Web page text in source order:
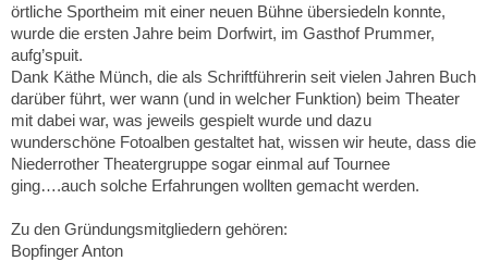
örtliche Sportheim mit einer neuen Bühne übersiedeln konnte,
wurde die ersten Jahre beim Dorfwirt, im Gasthof Prummer,
aufg’spuit.
Dank Käthe Münch, die als Schriftführerin seit vielen Jahren Buch
darüber führt, wer wann (und in welcher Funktion) beim Theater
mit dabei war, was jeweils gespielt wurde und dazu
wunderschöne Fotoalben gestaltet hat, wissen wir heute, dass die
Niederrother Theatergruppe sogar einmal auf Tournee
ging….auch solche Erfahrungen wollten gemacht werden.
Zu den Gründungsmitgliedern gehören:
Bopfinger Anton